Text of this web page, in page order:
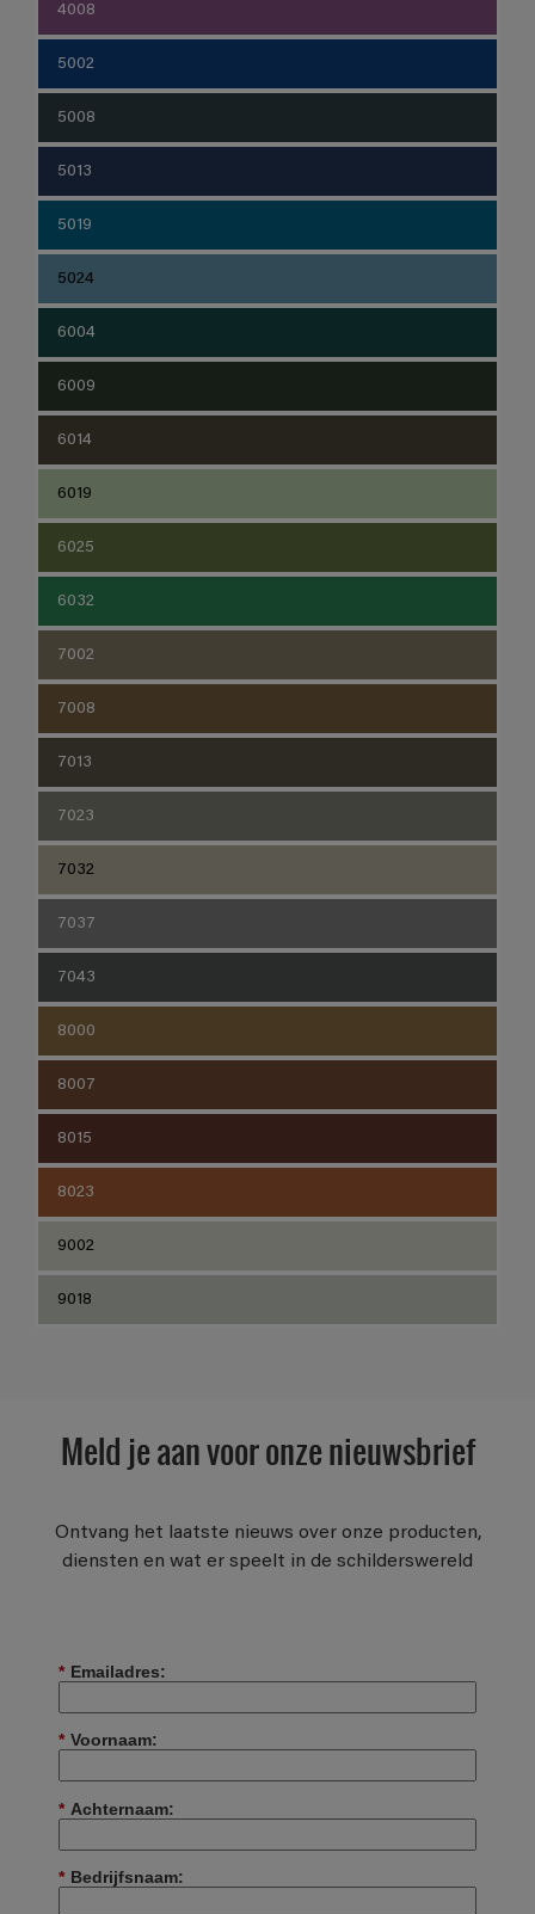
4008
5002
5008
5013
5019
5024
6004
6009
6014
6019
6025
6032
7002
7008
7013
7023
7032
7037
7043
8000
8007
8015
8023
9002
9018
Meld je aan voor onze nieuwsbrief
Ontvang het laatste nieuws over onze producten,
diensten en wat er speelt in de schilderswereld